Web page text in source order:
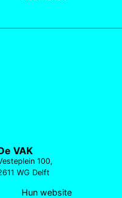
VAK
100,
WG Delft
Hun website